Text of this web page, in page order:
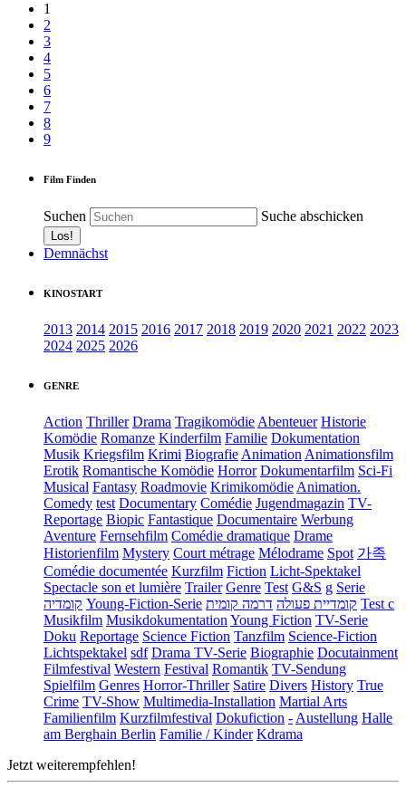
1
2
3
4
5
6
7
8
9
Film Finden
Suchen Suche abschicken
Demnächst
KINOSTART
2013 2014 2015 2016 2017 2018 2019 2020 2021 2022 2023
2024 2025 2026
GENRE
Action Thriller Drama Tragikomödie Abenteuer Historie
Komödie Romanze Kinderfilm Familie Dokumentation
Musik Kriegsfilm Krimi Biografie Animation Animationsfilm
Erotik Romantische Komödie Horror Dokumentarfilm Sci-Fi
Musical Fantasy Roadmovie Krimikomödie Animation.
Comedy test Documentary Comédie Jugendmagazin TV-
Reportage Biopic Fantastique Documentaire Werbung
Aventure Fernsehfilm Comédie dramatique Drame
Historienfilm Mystery Court métrage Mélodrame Spot 가족
Comédie documentée Kurzfilm Fiction Licht-Spektakel
Spectacle son et lumière Trailer Genre Test G&S g Serie
קומדיה Young-Fiction-Serie קומדיית פעולה דרמה קומית
Test c
Musikfilm Musikdokumentation Young Fiction TV-Serie
Doku Reportage Science Fiction Tanzfilm Science-Fiction
Lichtspektakel sdf Drama TV-Serie Biographie Docutainment
Filmfestival Western Festival Romantik TV-Sendung
Spielfilm Genres Horror-Thriller Satire Divers History True
Crime TV-Show Multimedia-Installation Martial Arts
Familienfilm Kurzfilmfestival Dokufiction - Austellung Halle
am Berghain Berlin Familie / Kinder Kdrama
Jetzt weiterempfehlen!